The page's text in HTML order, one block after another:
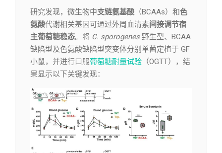
研究发现，微生物中支链氨基酸 （BCAAs）和色
氨酸代谢相关基因可通过外周血清素间接调节宿
主葡萄糖稳态。将 C. sporogenes野生型、BCAA
缺陷型及色氨酸缺陷型突变体分别单菌定植于 GF
小鼠，并进行口服葡萄糖耐量试验 （OGTT），结
果显示以下关键发现：